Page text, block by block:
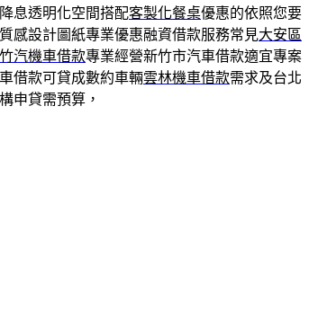
息透明化空間搭配客製化餐桌優惠的依照您要
感設計圖紙專業優惠融資借款服務常見大安區
汽機車借款專業經營新竹市汽車借款適宜專案
借款可貸成數約車輛雲林機車借款需求及台北
申貸需預算，